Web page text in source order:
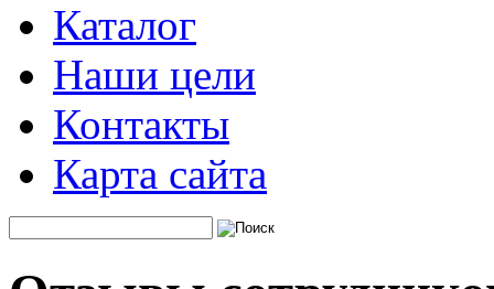
Каталог
Наши цели
Контакты
Карта сайта